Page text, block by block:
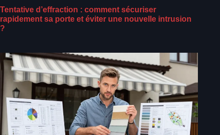
Tentative d’effraction : comment sécuriser
rapidement sa porte et éviter une nouvelle intrusion
?